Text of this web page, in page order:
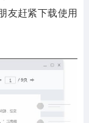
友赶紧下载使用